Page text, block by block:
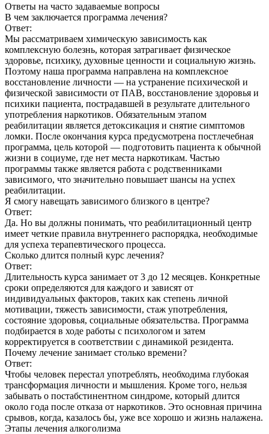
Ответы на часто задаваемые вопросы
В чем заключается программа лечения?
Ответ:
Мы рассматриваем химическую зависимость как
комплексную болезнь, которая затрагивает физическое
здоровье, психику, духовные ценности и социальную жизнь.
Поэтому наша программа направлена на комплексное
восстановление личности — на устранение психической и
физической зависимости от ПАВ, восстановление здоровья и
психики пациента, пострадавшей в результате длительного
употребления наркотиков. Обязательным этапом
реабилитации является детоксикация и снятие симптомов
ломки. После окончания курса предусмотрена постлечебная
программа, цель которой — подготовить пациента к обычной
жизни в социуме, где нет места наркотикам. Частью
программы также является работа с родственниками
зависимого, что значительно повышает шансы на успех
реабилитации.
Я смогу навещать зависимого близкого в центре?
Ответ:
Да. Но вы должны понимать, что реабилитационный центр
имеет четкие правила внутреннего распорядка, необходимые
для успеха терапевтического процесса.
Сколько длится полный курс лечения?
Ответ:
Длительность курса занимает от 3 до 12 месяцев. Конкретные
сроки определяются для каждого и зависят от
индивидуальных факторов, таких как степень личной
мотивации, тяжесть зависимости, стаж употребления,
состояние здоровья, социальные обязательства. Программа
подбирается в ходе работы с психологом и затем
корректируется в соответствии с динамикой резидента.
Почему лечение занимает столько времени?
Ответ:
Чтобы человек перестал употреблять, необходима глубокая
трансформация личности и мышления. Кроме того, нельзя
забывать о постабстинентном синдроме, который длится
около года после отказа от наркотиков. Это основная причина
срывов, когда, казалось бы, уже все хорошо и жизнь налажена.
Этапы лечения алкоголизма